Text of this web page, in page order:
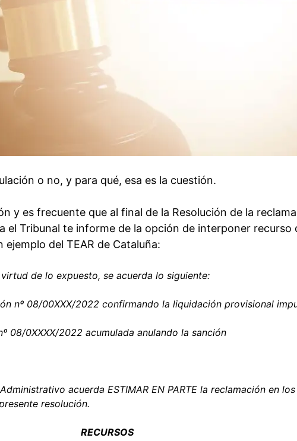
o no, y para qué, esa es la cuestión.
y es frecuente que al final de la Resolución de la
el Tribunal te informe de la opción de interponer recurso
ejemplo del TEAR de Cataluña:
virtud de lo expuesto, se acuerda lo siguiente:
nº 08/00XXX/2022 confirmando la liquidación provisional
08/0XXXX/2022 acumulada anulando la sanción
acuerda ESTIMAR EN PARTE la reclamación en los
resolución.
RECURSOS